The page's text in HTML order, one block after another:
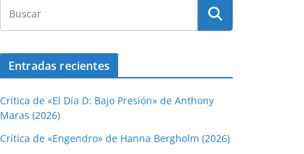
Entradas recientes
Crítica de «El Día D: Bajo Presión» de Anthony
Maras (2026)
Crítica de «Engendro» de Hanna Bergholm (2026)